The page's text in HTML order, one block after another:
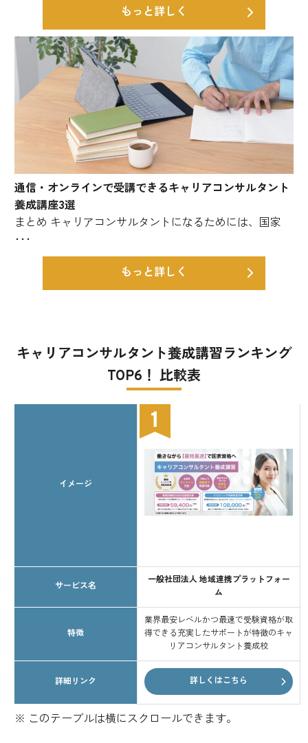
もっと詳しく
通信・オンラインで受講できるキャリアコンサルタント
養成講座3選
まとめ キャリアコンサルタントになるためには、国家
･･･
もっと詳しく
キャリアコンサルタント養成講習ランキング
TOP6！ 比較表
イメージ
サービス名
一般社団法人 地域連携プラットフォー
ム
特徴
業界最安レベルかつ最速で受験資格が取
得できる充実したサポートが特徴のキャ
リアコンサルタント養成校
詳細リンク 詳しくはこちら